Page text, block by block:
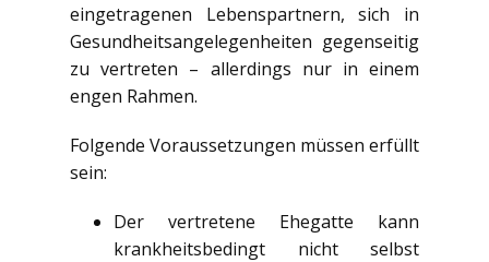
eingetragenen Lebenspartnern, sich in
Gesundheitsangelegenheiten gegenseitig
zu vertreten – allerdings nur in einem
engen Rahmen.
Folgende Voraussetzungen müssen erfüllt
sein:
Der vertretene Ehegatte kann
krankheitsbedingt nicht selbst